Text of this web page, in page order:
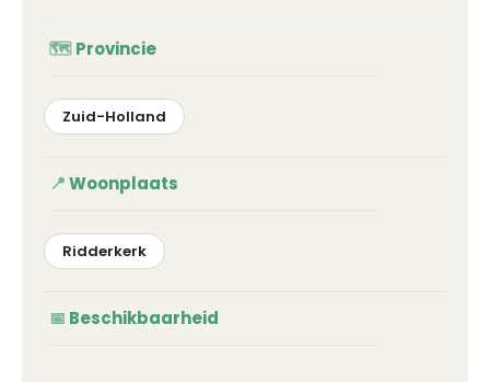
Provincie
Zuid-Holland
Woonplaats
Ridderkerk
Beschikbaarheid